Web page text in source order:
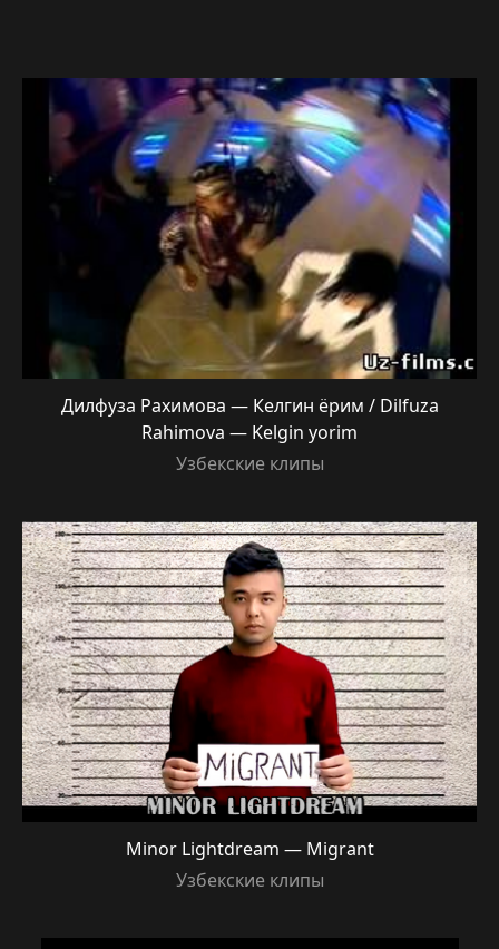
Дилфуза Рахимова — Келгин ёрим / Dilfuza
Rahimova — Kelgin yorim
Узбекские клипы
Minor Lightdream — Migrant
Узбекские клипы